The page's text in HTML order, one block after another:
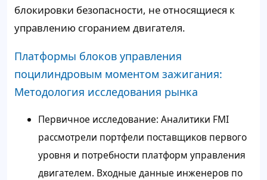
блокировки безопасности, не относящиеся к
управлению сгоранием двигателя.
Платформы блоков управления
поцилиндровым моментом зажигания:
Методология исследования рынка
Первичное исследование: Аналитики FMI
рассмотрели портфели поставщиков первого
уровня и потребности платформ управления
двигателем. Входные данные инженеров по